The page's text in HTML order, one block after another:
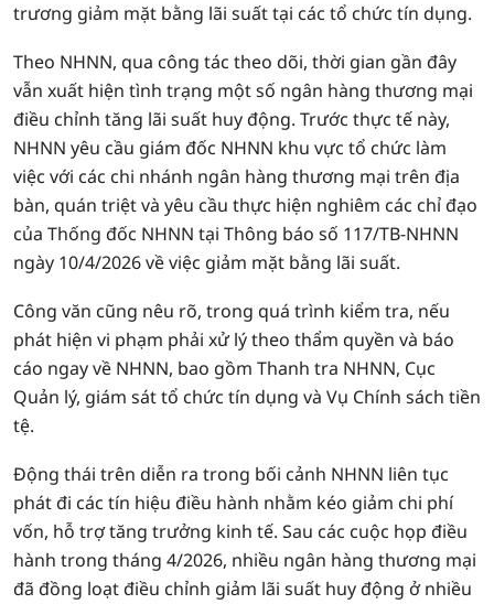
trương giảm mặt bằng lãi suất tại các tổ chức tín dụng.
Theo NHNN, qua công tác theo dõi, thời gian gần đây
vẫn xuất hiện tình trạng một số ngân hàng thương mại
điều chỉnh tăng lãi suất huy động. Trước thực tế này,
NHNN yêu cầu giám đốc NHNN khu vực tổ chức làm
việc với các chi nhánh ngân hàng thương mại trên địa
bàn, quán triệt và yêu cầu thực hiện nghiêm các chỉ đạo
của Thống đốc NHNN tại Thông báo số 117/TB-NHNN
ngày 10/4/2026 về việc giảm mặt bằng lãi suất.
Công văn cũng nêu rõ, trong quá trình kiểm tra, nếu
phát hiện vi phạm phải xử lý theo thẩm quyền và báo
cáo ngay về NHNN, bao gồm Thanh tra NHNN, Cục
Quản lý, giám sát tổ chức tín dụng và Vụ Chính sách tiền
tệ.
Động thái trên diễn ra trong bối cảnh NHNN liên tục
phát đi các tín hiệu điều hành nhằm kéo giảm chi phí
vốn, hỗ trợ tăng trưởng kinh tế. Sau các cuộc họp điều
hành trong tháng 4/2026, nhiều ngân hàng thương mại
đã đồng loạt điều chỉnh giảm lãi suất huy động ở nhiều